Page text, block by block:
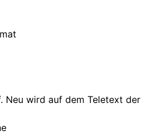
Neu wird auf dem Teletext der